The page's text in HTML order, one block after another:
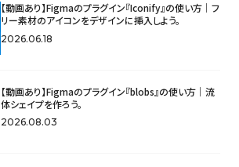
【動画あり】Figmaのプラグイン『Iconify』の使い方｜フ
リー素材のアイコンをデザインに挿入しよう。
2026.06.18
【動画あり】Figmaのプラグイン『blobs』の使い方｜流
体シェイプを作ろう。
2026.08.03